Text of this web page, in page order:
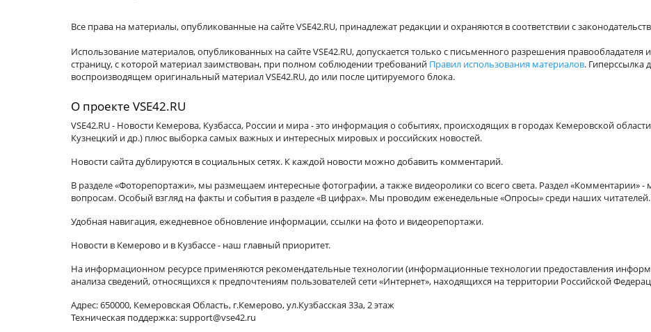
Все права на материалы, опубликованные на сайте VSE42.RU, принадлежат редакции и охраняются в соответствии с
Использование материалов, опубликованных на сайте VSE42.RU, допускается только с письменного разрешения
страницу, с которой материал заимствован, при полном соблюдении требований Правил использования материалов. Гиперссылка
воспроизводящем оригинальный материал VSE42.RU, до или после цитируемого блока.
О проекте VSE42.RU
VSE42.RU - Новости Кемерова, Кузбасса, России и мира - это информация о событиях, происходящих в городах Кемеровской
Кузнецкий и др.) плюс выборка самых важных и интересных мировых и российских новостей.
Новости сайта дублируются в социальных сетях. К каждой новости можно добавить комментарий.
В разделе «Фоторепортажи», мы размещаем интересные фотографии, а также видеоролики со всего света. Раздел «Комментарии»
вопросам. Особый взгляд на факты и события в разделе «В цифрах». Мы проводим еженедельные «Опросы» среди наших читателей.
Удобная навигация, ежедневное обновление информации, ссылки на фото и видеорепортажи.
Новости в Кемерово и в Кузбассе - наш главный приоритет.
На информационном ресурсе применяются рекомендательные технологии (информационные технологии предоставления
анализа сведений, относящихся к предпочтениям пользователей сети «Интернет», находящихся на территории Российской
Адрес: 650000, Кемеровская Область, г.Кемерово, ул.Кузбасская 33а, 2 этаж
Техническая поддержка: support@vse42.ru